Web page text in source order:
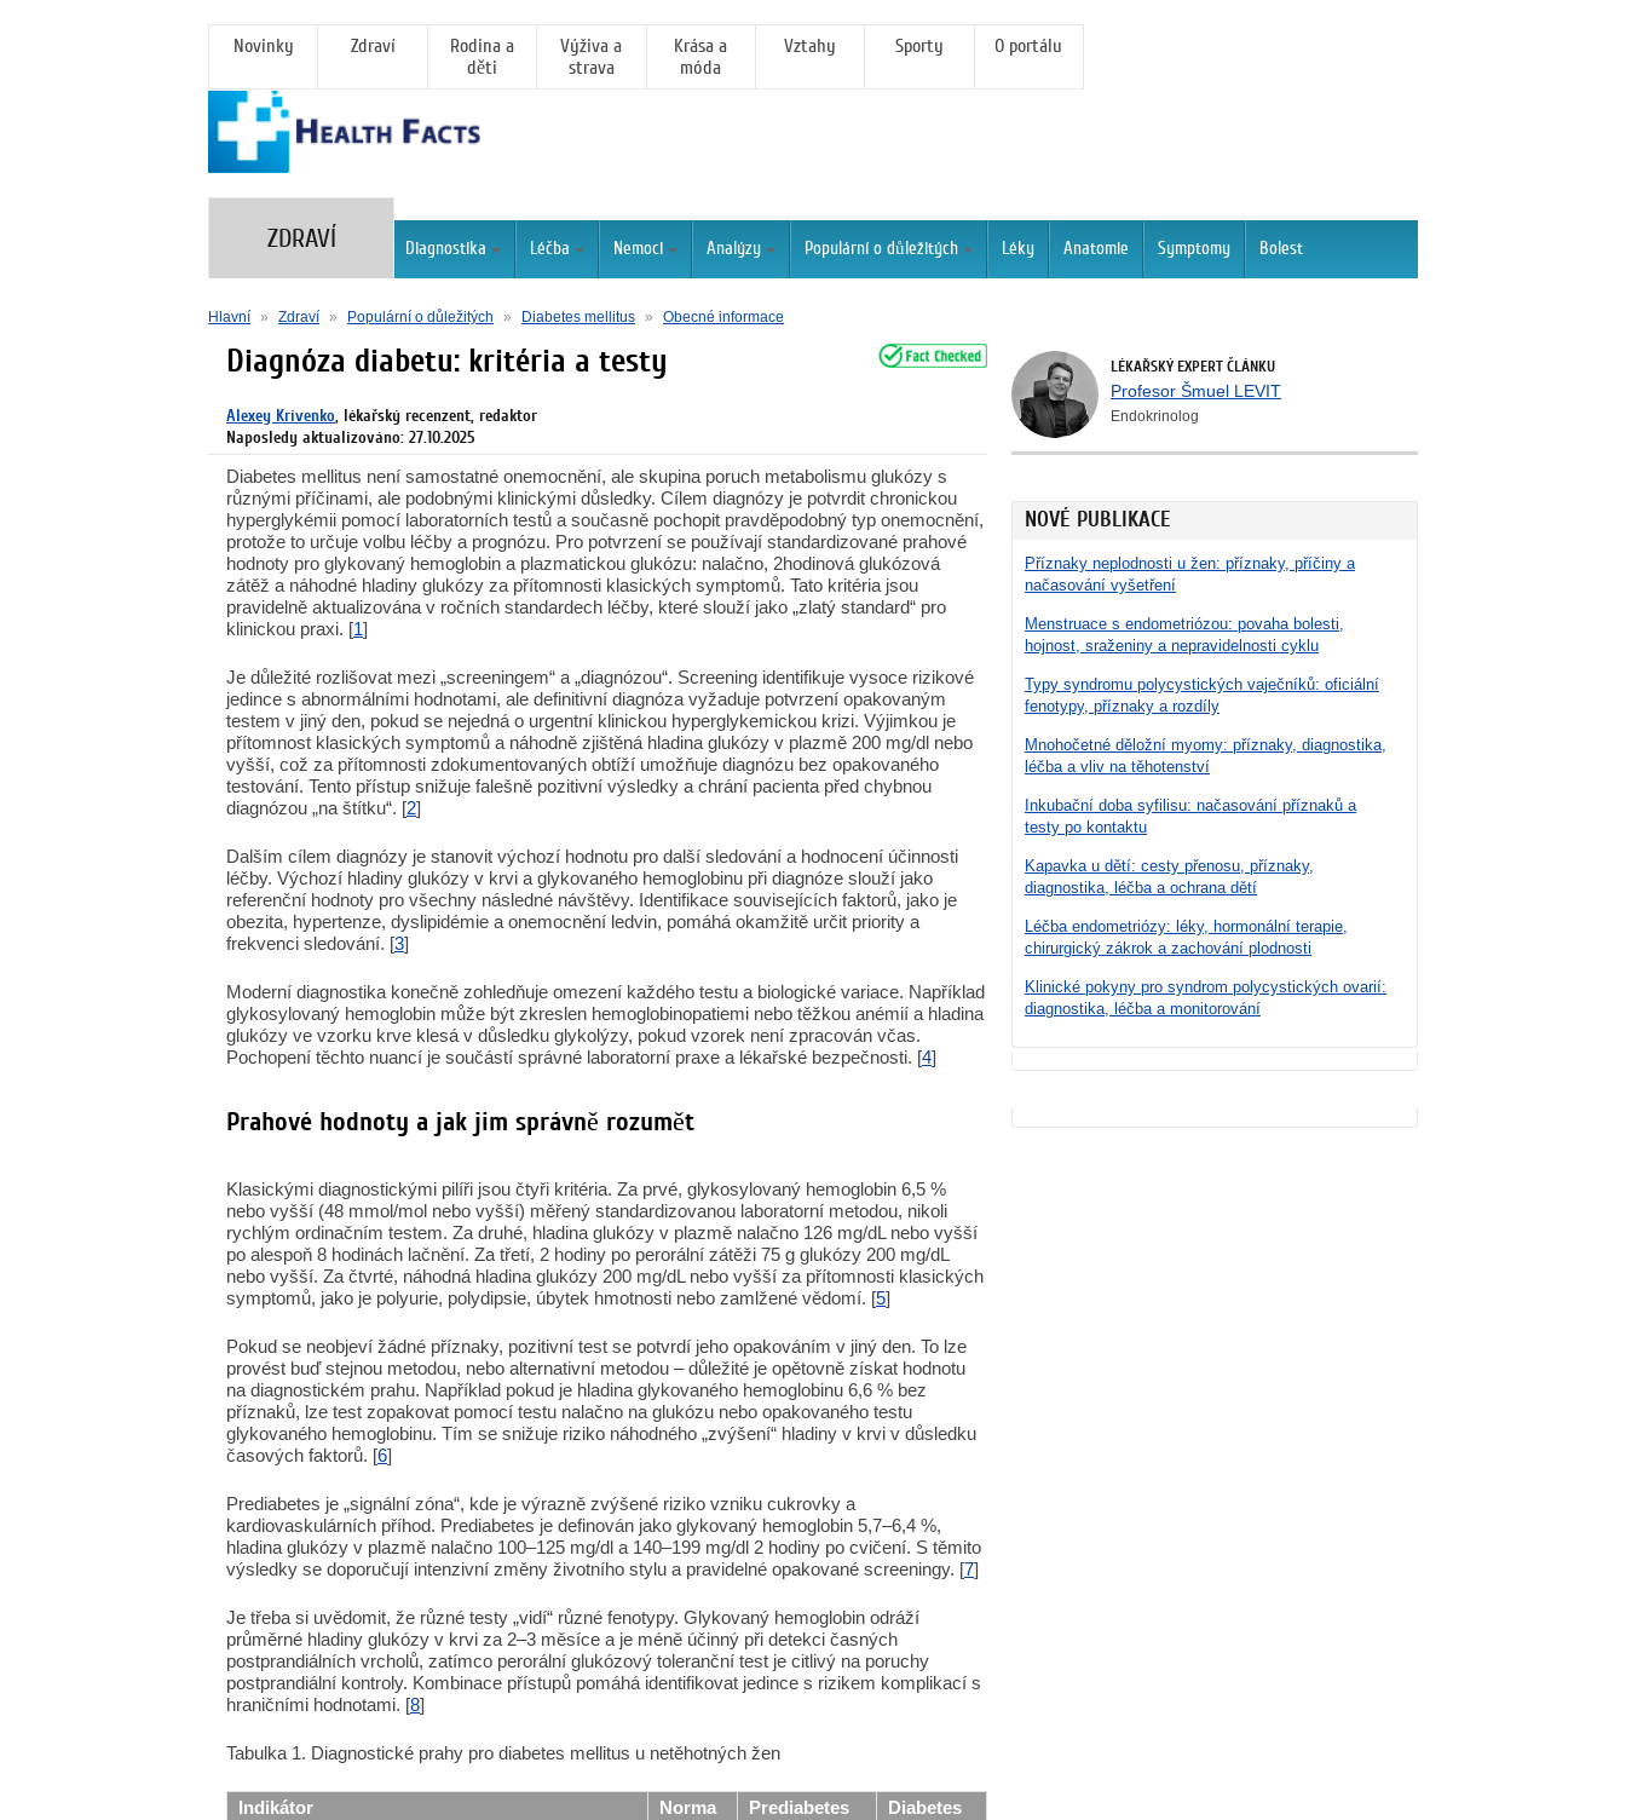
Novinky Zdraví
Rodina a
děti
Výživa a
strava
Krása a
móda
Vztahy Sporty O portálu
ZDRAVÍ Diagnostika Léčba Nemoci Analýzy Populární o důležitých Léky Anatomie Symptomy Bolest
Hlavní » Zdraví » Populární o důležitých » Diabetes mellitus » Obecné informace
LÉKAŘSKÝ EXPERT ČLÁNKU
Profesor Šmuel LEVIT
Endokrinolog
NOVÉ PUBLIKACE
Příznaky neplodnosti u žen: příznaky, příčiny a
načasování vyšetření
Menstruace s endometriózou: povaha bolesti,
hojnost, sraženiny a nepravidelnosti cyklu
Typy syndromu polycystických vaječníků: oficiální
fenotypy, příznaky a rozdíly
Mnohočetné děložní myomy: příznaky, diagnostika,
léčba a vliv na těhotenství
Inkubační doba syfilisu: načasování příznaků a
testy po kontaktu
Kapavka u dětí: cesty přenosu, příznaky,
diagnostika, léčba a ochrana dětí
Léčba endometriózy: léky, hormonální terapie,
chirurgický zákrok a zachování plodnosti
Klinické pokyny pro syndrom polycystických ovarií:
diagnostika, léčba a monitorování
Diagnóza diabetu: kritéria a testy
Alexey Krivenko, lékařský recenzent, redaktor
Naposledy aktualizováno: 27.10.2025
Diabetes mellitus není samostatné onemocnění, ale skupina poruch metabolismu glukózy s
různými příčinami, ale podobnými klinickými důsledky. Cílem diagnózy je potvrdit chronickou
hyperglykémii pomocí laboratorních testů a současně pochopit pravděpodobný typ onemocnění,
protože to určuje volbu léčby a prognózu. Pro potvrzení se používají standardizované prahové
hodnoty pro glykovaný hemoglobin a plazmatickou glukózu: nalačno, 2hodinová glukózová
zátěž a náhodné hladiny glukózy za přítomnosti klasických symptomů. Tato kritéria jsou
pravidelně aktualizována v ročních standardech léčby, které slouží jako „zlatý standard“ pro
klinickou praxi. [1]
Je důležité rozlišovat mezi „screeningem“ a „diagnózou“. Screening identifikuje vysoce rizikové
jedince s abnormálními hodnotami, ale definitivní diagnóza vyžaduje potvrzení opakovaným
testem v jiný den, pokud se nejedná o urgentní klinickou hyperglykemickou krizi. Výjimkou je
přítomnost klasických symptomů a náhodně zjištěná hladina glukózy v plazmě 200 mg/dl nebo
vyšší, což za přítomnosti zdokumentovaných obtíží umožňuje diagnózu bez opakovaného
testování. Tento přístup snižuje falešně pozitivní výsledky a chrání pacienta před chybnou
diagnózou „na štítku“. [2]
Dalším cílem diagnózy je stanovit výchozí hodnotu pro další sledování a hodnocení účinnosti
léčby. Výchozí hladiny glukózy v krvi a glykovaného hemoglobinu při diagnóze slouží jako
referenční hodnoty pro všechny následné návštěvy. Identifikace souvisejících faktorů, jako je
obezita, hypertenze, dyslipidémie a onemocnění ledvin, pomáhá okamžitě určit priority a
frekvenci sledování. [3]
Moderní diagnostika konečně zohledňuje omezení každého testu a biologické variace. Například
glykosylovaný hemoglobin může být zkreslen hemoglobinopatiemi nebo těžkou anémií a hladina
glukózy ve vzorku krve klesá v důsledku glykolýzy, pokud vzorek není zpracován včas.
Pochopení těchto nuancí je součástí správné laboratorní praxe a lékařské bezpečnosti. [4]
Prahové hodnoty a jak jim správně rozumět
Klasickými diagnostickými pilíři jsou čtyři kritéria. Za prvé, glykosylovaný hemoglobin 6,5 %
nebo vyšší (48 mmol/mol nebo vyšší) měřený standardizovanou laboratorní metodou, nikoli
rychlým ordinačním testem. Za druhé, hladina glukózy v plazmě nalačno 126 mg/dL nebo vyšší
po alespoň 8 hodinách lačnění. Za třetí, 2 hodiny po perorální zátěži 75 g glukózy 200 mg/dL
nebo vyšší. Za čtvrté, náhodná hladina glukózy 200 mg/dL nebo vyšší za přítomnosti klasických
symptomů, jako je polyurie, polydipsie, úbytek hmotnosti nebo zamlžené vědomí. [5]
Pokud se neobjeví žádné příznaky, pozitivní test se potvrdí jeho opakováním v jiný den. To lze
provést buď stejnou metodou, nebo alternativní metodou – důležité je opětovně získat hodnotu
na diagnostickém prahu. Například pokud je hladina glykovaného hemoglobinu 6,6 % bez
příznaků, lze test zopakovat pomocí testu nalačno na glukózu nebo opakovaného testu
glykovaného hemoglobinu. Tím se snižuje riziko náhodného „zvýšení“ hladiny v krvi v důsledku
časových faktorů. [6]
Prediabetes je „signální zóna“, kde je výrazně zvýšené riziko vzniku cukrovky a
kardiovaskulárních příhod. Prediabetes je definován jako glykovaný hemoglobin 5,7–6,4 %,
hladina glukózy v plazmě nalačno 100–125 mg/dl a 140–199 mg/dl 2 hodiny po cvičení. S těmito
výsledky se doporučují intenzivní změny životního stylu a pravidelné opakované screeningy. [7]
Je třeba si uvědomit, že různé testy „vidí“ různé fenotypy. Glykovaný hemoglobin odráží
průměrné hladiny glukózy v krvi za 2–3 měsíce a je méně účinný při detekci časných
postprandiálních vrcholů, zatímco perorální glukózový toleranční test je citlivý na poruchy
postprandiální kontroly. Kombinace přístupů pomáhá identifikovat jedince s rizikem komplikací s
hraničními hodnotami. [8]
Tabulka 1. Diagnostické prahy pro diabetes mellitus u netěhotných žen
Indikátor Norma Prediabetes
Diabetes